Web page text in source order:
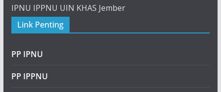
IPNU IPPNU UIN KHAS Jember
Link Penting
PP IPNU
PP IPPNU